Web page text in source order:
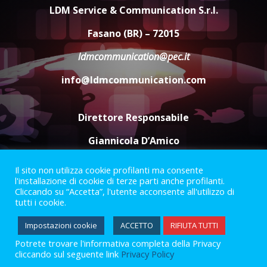
Comune di Fasano
6 Agosto 2026 14:16
Grazia Neglia, coordinatrice
cittadina di Fratelli d’Italia,
pronta a tornare in Consiglio
comunale
6 Agosto 2026 08:00
LDM Service & Communication S.r.l.
Fasano (BR) – 72015
ldmcommunication@pec.it
info@ldmcommunication.com
Direttore Responsabile
Giannicola D’Amico
Termini e Condizioni
Privacy Policy
Informazioni Legali
Facebook
Instagram
Youtube
2023 © Gofasano|Powered byCreativestudio
Il sito non utilizza cookie profilanti ma consente
l'installazione di cookie di terze parti anche profilanti.
Cliccando su “Accetta”, l'utente acconsente all'utilizzo di
tutti i cookie.
Impostazioni cookie ACCETTO RIFIUTA TUTTI
Potrete trovare l'informativa completa della Privacy
cliccando sul seguente link Privacy Policy